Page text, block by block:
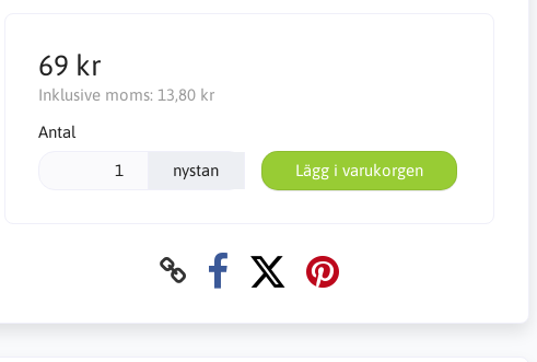
69 kr
Inklusive moms: 13,80 kr
Antal
nystan Lägg i varukorgen